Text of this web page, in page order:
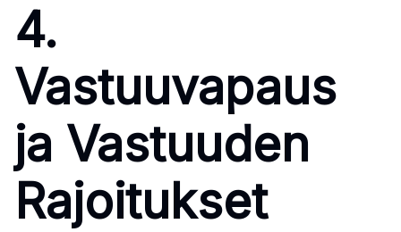
4.
Vastuuvapaus
ja Vastuuden
Rajoitukset